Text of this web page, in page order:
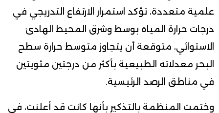
علمية متعددة، تؤكد استمرار الارتفاع التدريجي في
درجات حرارة المياه بوسط وشرق المحيط الهادئ
الاستوائي، متوقعة أن يتجاوز متوسط حرارة سطح
البحر معدلاته الطبيعية بأكثر من درجتين مئويتين
في مناطق الرصد الرئيسية.
وختمت المنظمة بالتذكير بأنها كانت قد أعلنت، في